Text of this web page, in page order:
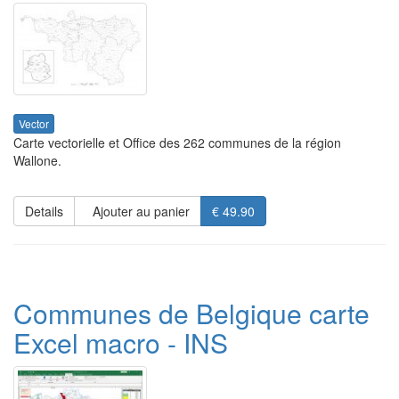
Vector
Carte vectorielle et Office des 262 communes de la région
Wallone.
Details Ajouter au panier € 49.90
Communes de Belgique carte
Excel macro - INS